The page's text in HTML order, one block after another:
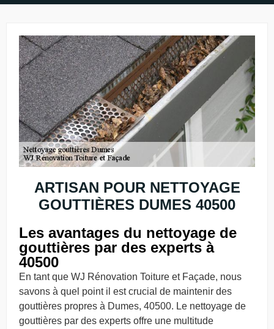
ARTISAN POUR NETTOYAGE
GOUTTIÈRES DUMES 40500
Les avantages du nettoyage de
gouttières par des experts à
40500
En tant que WJ Rénovation Toiture et Façade, nous
savons à quel point il est crucial de maintenir des
gouttières propres à Dumes, 40500. Le nettoyage de
gouttières par des experts offre une multitude